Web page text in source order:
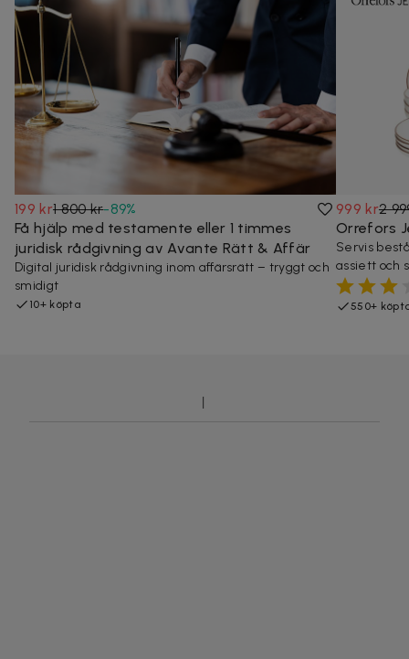
199 kr1 800 kr-89%
Få hjälp med testamente eller 1 timmes
juridisk rådgivning av Avante Rätt & Affär
Digital juridisk rådgivning inom affärsrätt – tryggt och
smidigt
10+ köpta
999 kr2
Orrefors
Servis
assiett och
550+